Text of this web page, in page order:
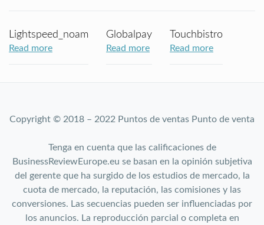
Lightspeed_noam
Read more
Globalpay
Read more
Touchbistro
Read more
Copyright © 2018 – 2022 Puntos de ventas Punto de venta
Tenga en cuenta que las calificaciones de
BusinessReviewEurope.eu se basan en la opinión subjetiva
del gerente que ha surgido de los estudios de mercado, la
cuota de mercado, la reputación, las comisiones y las
conversiones. Las secuencias pueden ser influenciadas por
los anuncios. La reproducción parcial o completa en